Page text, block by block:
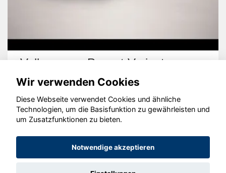
Volkswagen Passat Variant
© konjunkturmotor.de GmbH 2020 - 2026
Wir verwenden Cookies
Diese Webseite verwendet Cookies und ähnliche
Technologien, um die Basisfunktion zu gewährleisten und
um Zusatzfunktionen zu bieten.
Notwendige akzeptieren